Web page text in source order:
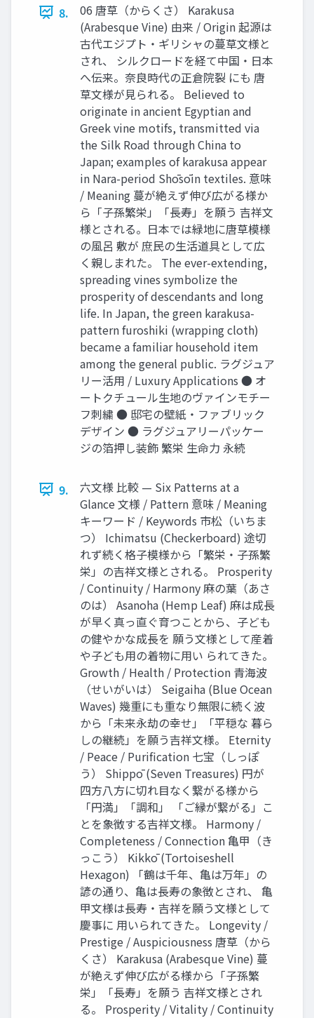
8.
06 唐草（からくさ） Karakusa
(Arabesque Vine) 由来 / Origin 起源は
古代エジプト・ギリシャの蔓草文様と
され、 シルクロードを経て中国・日本
へ伝来。奈良時代の正倉院裂 にも 唐
草文様が見られる。 Believed to
originate in ancient Egyptian and
Greek vine motifs, transmitted via
the Silk Road through China to
Japan; examples of karakusa appear
in Nara-period Shōsōin textiles. 意味
/ Meaning 蔓が絶えず伸び広がる様か
ら「子孫繁栄」「長寿」を願う 吉祥文
様とされる。日本では緑地に唐草模様
の風呂 敷が 庶民の生活道具として広
く親しまれた。 The ever-extending,
spreading vines symbolize the
prosperity of descendants and long
life. In Japan, the green karakusa-
pattern furoshiki (wrapping cloth)
became a familiar household item
among the general public. ラグジュア
リー活用 / Luxury Applications ● オ
ートクチュール生地のヴァインモチー
フ刺繍 ● 邸宅の壁紙・ファブリック
デザイン ● ラグジュアリーパッケー
ジの箔押し装飾 繁栄 生命力 永続
9.
六文様 比較 — Six Patterns at a
Glance 文様 / Pattern 意味 / Meaning
キーワード / Keywords 市松（いちま
つ） Ichimatsu (Checkerboard) 途切
れず続く格子模様から「繁栄・子孫繁
栄」の吉祥文様とされる。 Prosperity
/ Continuity / Harmony 麻の葉（あさ
のは） Asanoha (Hemp Leaf) 麻は成長
が早く真っ直ぐ育つことから、子ども
の健やかな成長を 願う文様として産着
や子ども用の着物に用い られてきた。
Growth / Health / Protection 青海波
（せいがいは） Seigaiha (Blue Ocean
Waves) 幾重にも重なり無限に続く波
から「未来永劫の幸せ」「平穏な 暮ら
しの継続」を願う吉祥文様。 Eternity
/ Peace / Purification 七宝（しっぽ
う） Shippō (Seven Treasures) 円が
四方八方に切れ目なく繋がる様から
「円満」「調和」 「ご縁が繋がる」こ
とを象徴する吉祥文様。 Harmony /
Completeness / Connection 亀甲（き
っこう） Kikkō (Tortoiseshell
Hexagon) 「鶴は千年、亀は万年」の
諺の通り、亀は長寿の象徴とされ、 亀
甲文様は長寿・吉祥を願う文様として
慶事に 用いられてきた。 Longevity /
Prestige / Auspiciousness 唐草（から
くさ） Karakusa (Arabesque Vine) 蔓
が絶えず伸び広がる様から「子孫繁
栄」「長寿」を願う 吉祥文様とされ
る。 Prosperity / Vitality / Continuity